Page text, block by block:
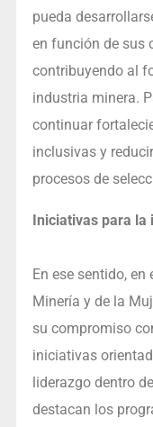
pueda
en función de sus
contribuyendo al
industria minera.
continuar
inclusivas y
procesos de
Iniciativas para la
En ese sentido,
Minería y de la
su compromiso
iniciativas
liderazgo dentro
destacan los